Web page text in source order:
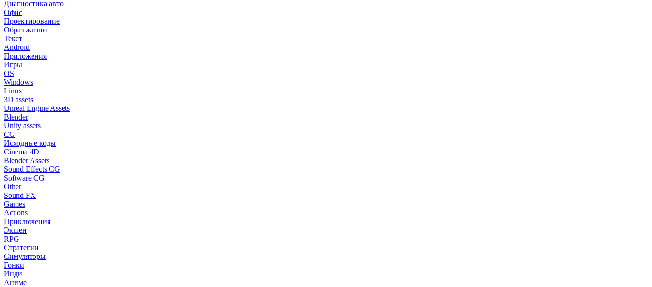
Диагностика авто
Офис
Проектирование
Образ жизни
Текст
Android
Приложения
Игры
OS
Windows
Linux
3D assets
Unreal Engine Assets
Blender
Unity assets
CG
Исходные коды
Cinema 4D
Blender Assets
Sound Effects CG
Software CG
Other
Sound FX
Games
Actions
Приключения
Экшен
RPG
Стратегии
Симуляторы
Гонки
Инди
Аниме